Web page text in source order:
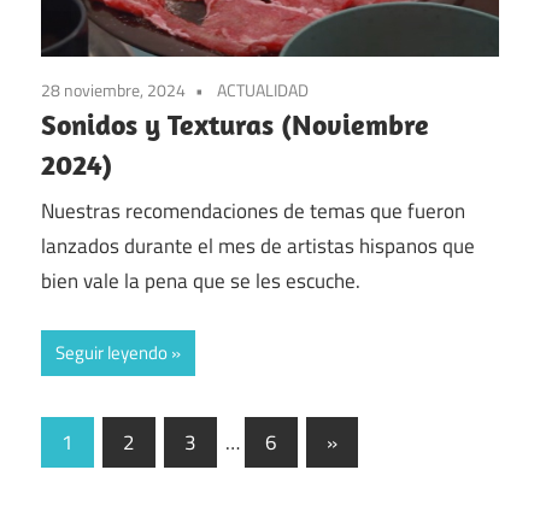
28 noviembre, 2024 ACTUALIDAD
Sonidos y Texturas (Noviembre
2024)
Nuestras recomendaciones de temas que fueron
lanzados durante el mes de artistas hispanos que
bien vale la pena que se les escuche.
Seguir leyendo
Paginación
1 2 3 … 6
Entradas
siguientes
»